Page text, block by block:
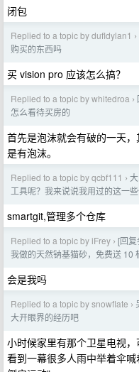
闭包
Replied to a topic by dufldylan1 ›
购买的东西吗
买 vision pro 应该怎么搞？
Replied to a topic by whitedroa ›
怎么看待买房的
首先是泡沫就会有破的一天
是有泡沫。
Replied to a topic by qcbf111 ›
工具呢？我来说说我用过的这一些
smartgit,管理多个仓库
Replied to a topic by iFrey › [回复
我做的天然钠基猫砂，免费送 10
会是我吗
Replied to a topic by snowflate ›
大开眼界的经历吧
小时候家里有那个卫星电视
看到一幕很多人雨中举着伞